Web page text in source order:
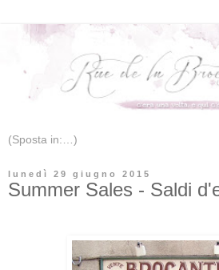
lunedì 29 giugno 2015
Summer Sales - Saldi